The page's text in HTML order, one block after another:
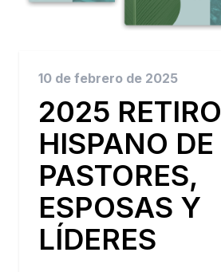
10 de febrero de 2025
2025 RETIRO
HISPANO DE
PASTORES,
ESPOSAS Y
LÍDERES